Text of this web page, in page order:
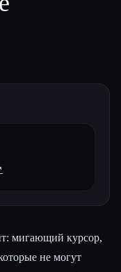
мигающий курсор,
не могут